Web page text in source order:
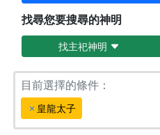
找尋您要搜尋的神明
找主祀神明
目前選擇的條件：
皇龍太子